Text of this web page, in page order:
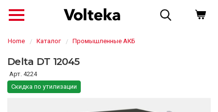
Home Каталог Промышленные АКБ
Delta DT 12045
4224
Скидка по утилизации